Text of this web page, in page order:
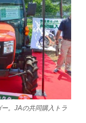
。JAの共同購入トラ